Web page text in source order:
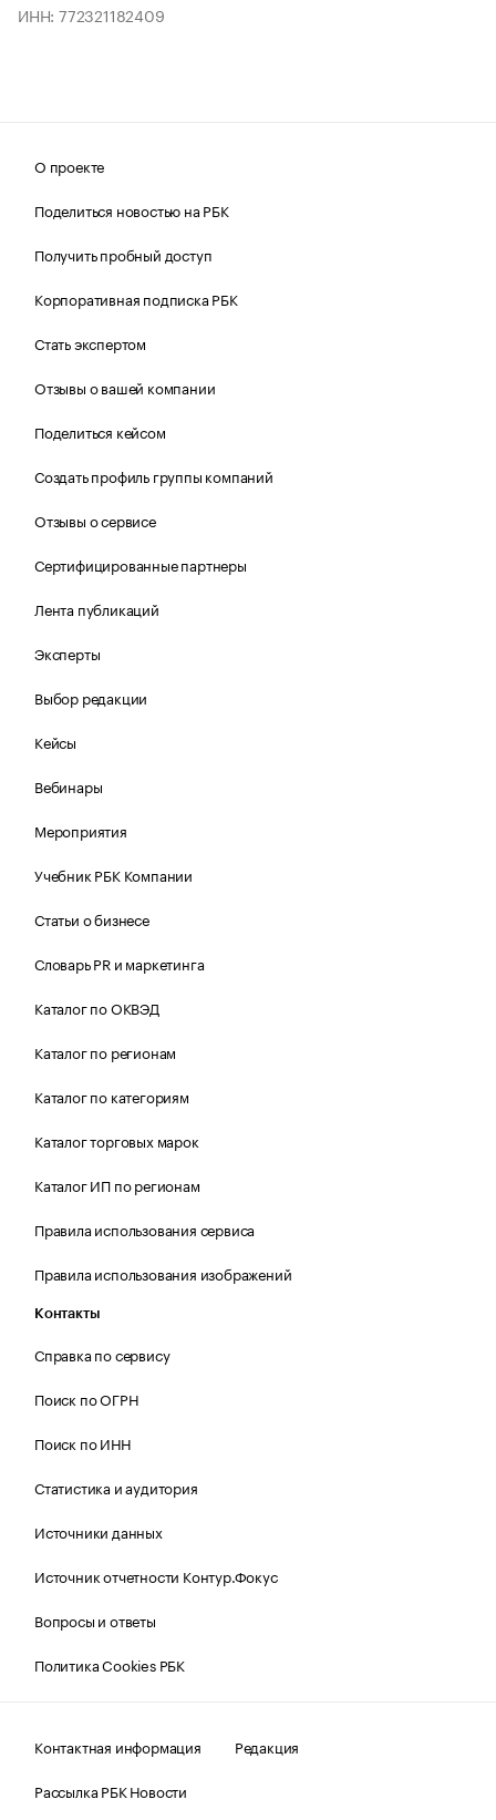
ИНН: 772321182409
О проекте
Поделиться новостью на РБК
Получить пробный доступ
Корпоративная подписка РБК
Стать экспертом
Отзывы о вашей компании
Поделиться кейсом
Создать профиль группы компаний
Отзывы о сервисе
Сертифицированные партнеры
Лента публикаций
Эксперты
Выбор редакции
Кейсы
Вебинары
Мероприятия
Учебник РБК Компании
Статьи о бизнесе
Словарь PR и маркетинга
Каталог по ОКВЭД
Каталог по регионам
Каталог по категориям
Каталог торговых марок
Каталог ИП по регионам
Правила использования сервиса
Правила использования изображений
Контакты
Справка по сервису
Поиск по ОГРН
Поиск по ИНН
Статистика и аудитория
Источники данных
Источник отчетности Контур.Фокус
Вопросы и ответы
Политика Cookies РБК
Контактная информация
Редакция
Рассылка РБК Новости